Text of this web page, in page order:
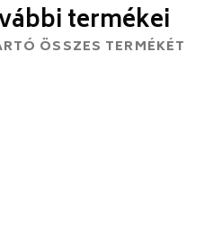
termékei
ÖSSZES TERMÉKÉT